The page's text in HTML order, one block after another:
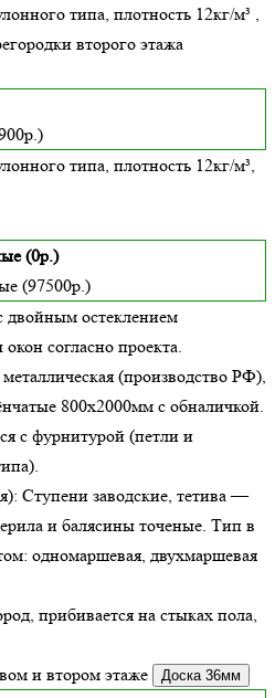
типа, плотность 12кг/м³ ,
второго этажа
типа, плотность 12кг/м³,
(0р.)
(97500р.)
двойным остеклением
согласно проекта.
(производство РФ),
800х2000мм с обналичкой.
с фурнитурой (петли и
Ступени заводские, тетива —
и балясины точеные. Тип в
одномаршевая, двухмаршевая
прибивается на стыках пола,
и втором этаже Доска 36мм